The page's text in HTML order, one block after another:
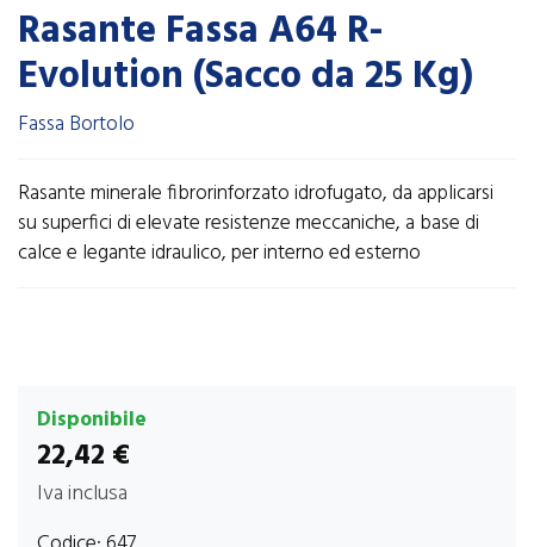
Rasante Fassa A64 R-
Evolution (Sacco da 25 Kg)
Fassa Bortolo
Rasante minerale fibrorinforzato idrofugato, da applicarsi
su superfici di elevate resistenze meccaniche, a base di
calce e legante idraulico, per interno ed esterno
Disponibile
22,42 €
Iva inclusa